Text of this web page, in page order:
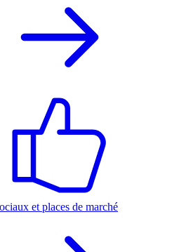
et places de marché